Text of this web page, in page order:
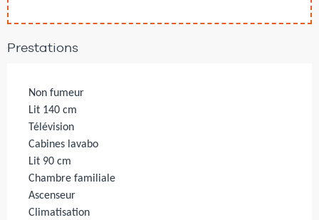
Prestations
Non fumeur
Lit 140 cm
Télévision
Cabines lavabo
Lit 90 cm
Chambre familiale
Ascenseur
Climatisation